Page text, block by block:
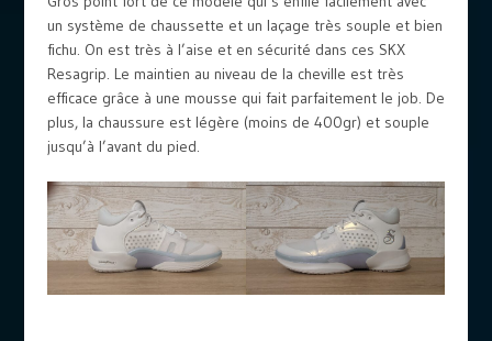
un système de chaussette et un laçage très souple et bien
fichu. On est très à l’aise et en sécurité dans ces SKX
Resagrip. Le maintien au niveau de la cheville est très
efficace grâce à une mousse qui fait parfaitement le job. De
plus, la chaussure est légère (moins de 400gr) et souple
jusqu’à l’avant du pied.